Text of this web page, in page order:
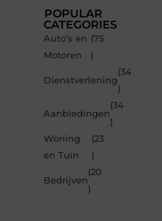
POPULAR
CATEGORIES
Auto’s en
Motoren
(75
)
Dienstverlening
(34
)
Aanbiedingen
(34
)
Woning
en Tuin
(23
)
Bedrijven
(20
)